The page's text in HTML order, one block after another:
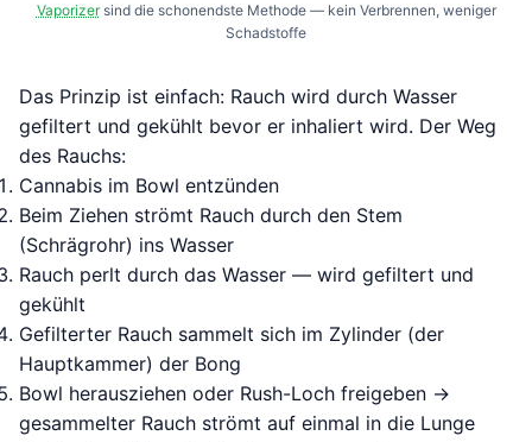
Vaporizersind die schonendste Methode — kein Verbrennen, weniger
Schadstoffe
Das Prinzip ist einfach: Rauch wird durch Wasser
gefiltert und gekühlt bevor er inhaliert wird. Der Weg
des Rauchs:
Cannabis im Bowl entzünden
Beim Ziehen strömt Rauch durch den Stem
(Schrägrohr) ins Wasser
Rauch perlt durch das Wasser — wird gefiltert und
gekühlt
Gefilterter Rauch sammelt sich im Zylinder (der
Hauptkammer) der Bong
Bowl herausziehen oder Rush-Loch freigeben →
gesammelter Rauch strömt auf einmal in die Lunge